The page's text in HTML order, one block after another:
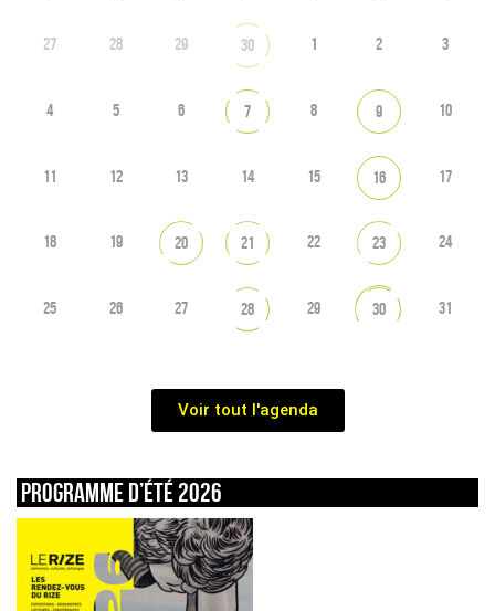
27 28 29 30 1 2 3
4 5 6 7 8 9 10
11 12 13 14 15 16 17
18 19 20 21 22 23 24
25 26 27 28 29 30 31
Voir tout l'agenda
Programme d’été 2026